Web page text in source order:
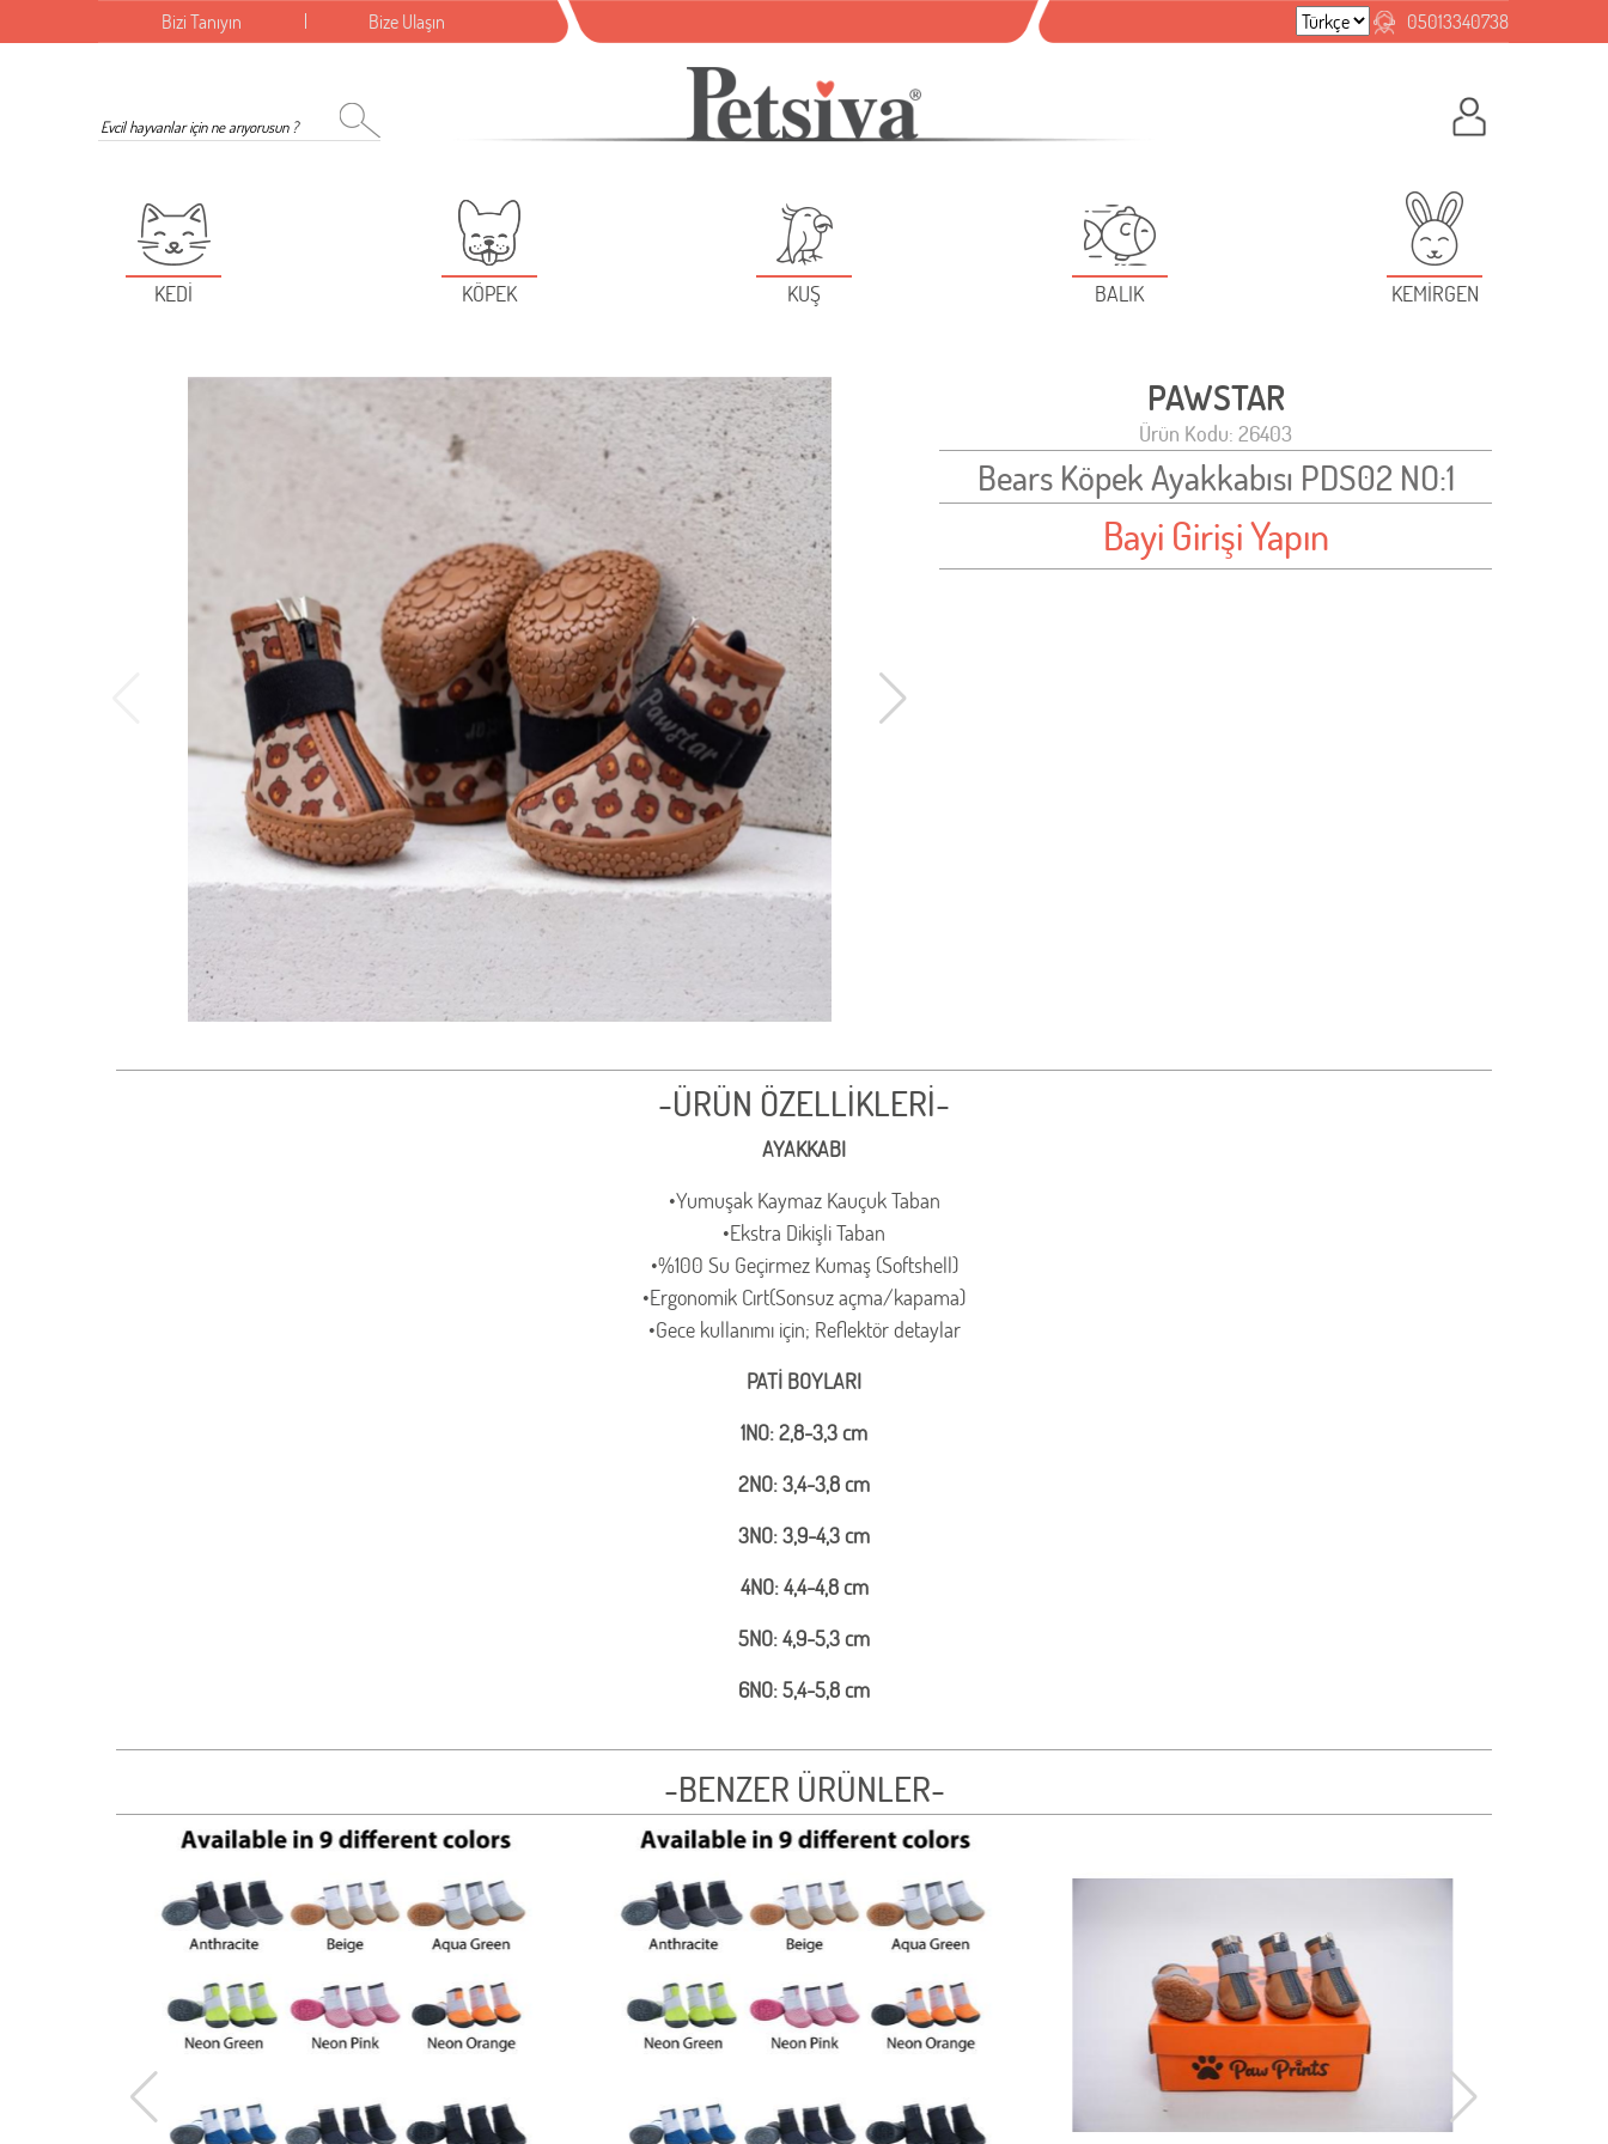
Bizi Tanıyın Bize Ulaşın 05013340738
KEDİ KÖPEK KUŞ BALIK KEMİRGEN
PAWSTAR
Ürün Kodu: 26403
Bears Köpek Ayakkabısı PDS02 NO:1
Bayi Girişi Yapın
-ÜRÜN ÖZELLİKLERİ-
AYAKKABI
•Yumuşak Kaymaz Kauçuk Taban
•Ekstra Dikişli Taban
•%100 Su Geçirmez Kumaş (Softshell)
•Ergonomik Cırt(Sonsuz açma/kapama)
•Gece kullanımı için; Reflektör detaylar
PATİ BOYLARI
1NO: 2,8-3,3 cm
2NO: 3,4-3,8 cm
3NO: 3,9-4,3 cm
4NO: 4,4-4,8 cm
5NO: 4,9-5,3 cm
6NO: 5,4-5,8 cm
-BENZER ÜRÜNLER-